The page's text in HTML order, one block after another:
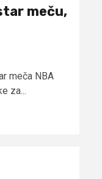
meču,
meča NBA
za...